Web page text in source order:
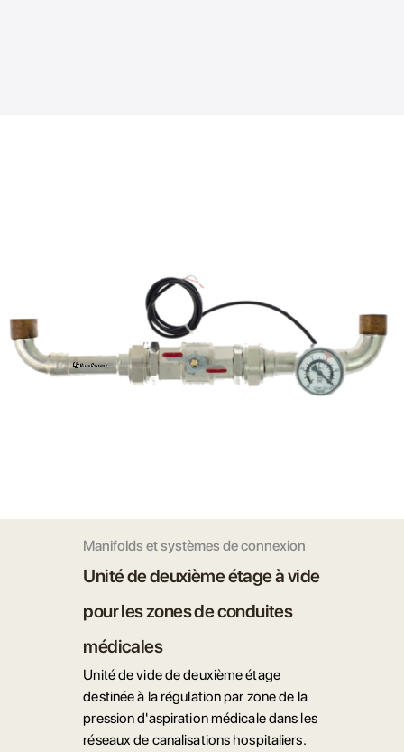
Manifolds et systèmes de connexion
Unité de deuxième étage à vide
pour les zones de conduites
médicales
Unité de vide de deuxième étage
destinée à la régulation par zone de la
pression d'aspiration médicale dans les
réseaux de canalisations hospitaliers.